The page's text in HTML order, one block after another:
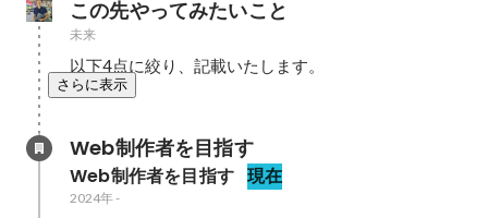
この先やってみたいこと
未来
以下4点に絞り、記載いたします。
さらに表示
Web制作者を目指す
Web制作者を目指す 現在
2024年-